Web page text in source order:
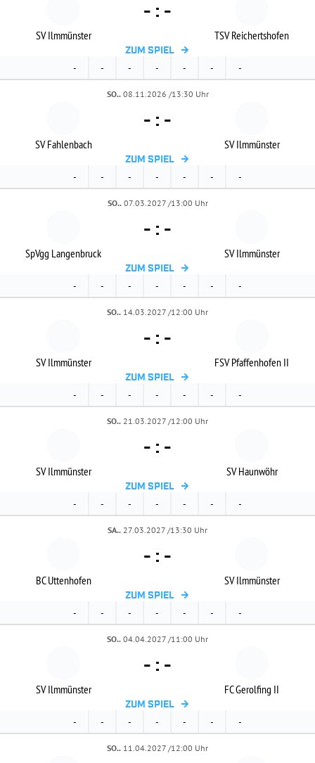
SV Ilmmünster
- : -
TSV Reichertshofen
ZUM SPIEL
- - - - - - -
SO.. 08.11.2026 /13:30 Uhr
SV Fahlenbach
- : -
SV Ilmmünster
ZUM SPIEL
- - - - - - -
SO.. 07.03.2027 /13:00 Uhr
SpVgg Langenbruck
- : -
SV Ilmmünster
ZUM SPIEL
- - - - - - -
SO.. 14.03.2027 /12:00 Uhr
SV Ilmmünster
- : -
FSV Pfaffenhofen II
ZUM SPIEL
- - - - - - -
SO.. 21.03.2027 /12:00 Uhr
SV Ilmmünster
- : -
SV Haunwöhr
ZUM SPIEL
- - - - - - -
SA.. 27.03.2027 /13:30 Uhr
BC Uttenhofen
- : -
SV Ilmmünster
ZUM SPIEL
- - - - - - -
SO.. 04.04.2027 /11:00 Uhr
SV Ilmmünster
- : -
FC Gerolfing II
ZUM SPIEL
- - - - - - -
SO.. 11.04.2027 /12:00 Uhr